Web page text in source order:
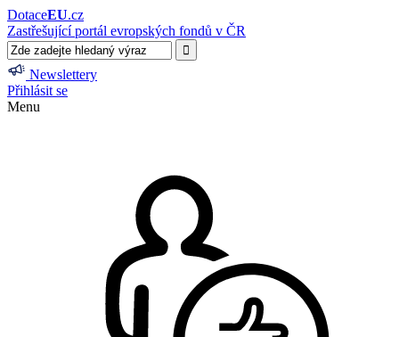
DotaceEU.cz
Zastřešující portál evropských fondů v ČR
Newslettery
Přihlásit se
Menu